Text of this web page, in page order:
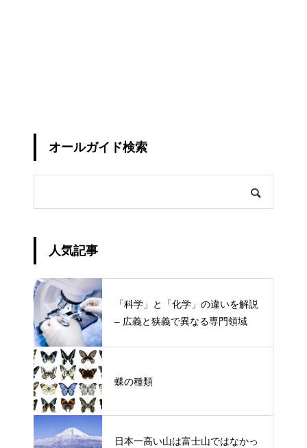
オールガイド検索
人気記事
「科学」と「化学」の違いを解説
– 広義と狭義で異なる専門領域
蝶の種類
日本一高い山は富士山ではなかっ